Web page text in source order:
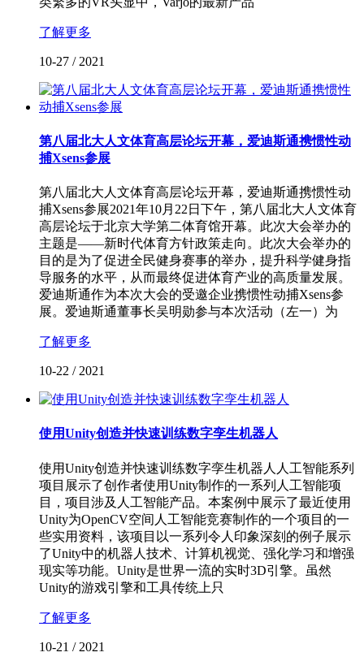
了解更多
10-27 / 2021
第八届北大人文体育高层论坛开幕，爱迪斯通携惯性动
捕Xsens参展
第八届北大人文体育高层论坛开幕，爱迪斯通携惯性动
捕Xsens参展2021年10月22日下午，第八届北大人文体育
高层论坛于北京大学第二体育馆开幕。此次大会举办的
主题是——新时代体育方针政策走向。此次大会举办的
目的是为了促进全民健身赛事的举办，提升科学健身指
导服务的水平，从而最终促进体育产业的高质量发展。
爱迪斯通作为本次大会的受邀企业携惯性动捕Xsens参
展。爱迪斯通董事长吴明勋参与本次活动（左一）为
了解更多
10-22 / 2021
使用Unity创造并快速训练数字孪生机器人
使用Unity创造并快速训练数字孪生机器人人工智能系列
项目展示了创作者使用Unity制作的一系列人工智能项
目，项目涉及人工智能产品。本案例中展示了最近使用
Unity为OpenCV空间人工智能竞赛制作的一个项目的一
些实用资料，该项目以一系列令人印象深刻的例子展示
了Unity中的机器人技术、计算机视觉、强化学习和增强
现实等功能。Unity是世界一流的实时3D引擎。虽然
Unity的游戏引擎和工具传统上只
了解更多
10-21 / 2021